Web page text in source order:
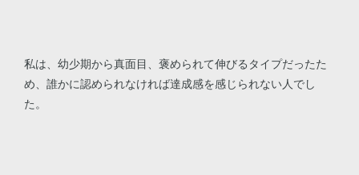
私は、幼少期から真面目、褒められて伸びるタイプだったた
め、誰かに認められなければ達成感を感じられない人でし
た。